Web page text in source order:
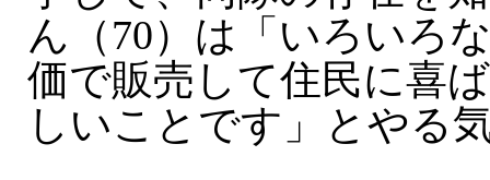
ん（70）は「いろいろ
価で販売して住民に喜
しいことです」とやる